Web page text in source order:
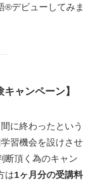
®︎デビューしてみま
ャンペーン】
に終わったという
習機会を設けさせ
断頂く為のキャン
は1ヶ月分の受講料